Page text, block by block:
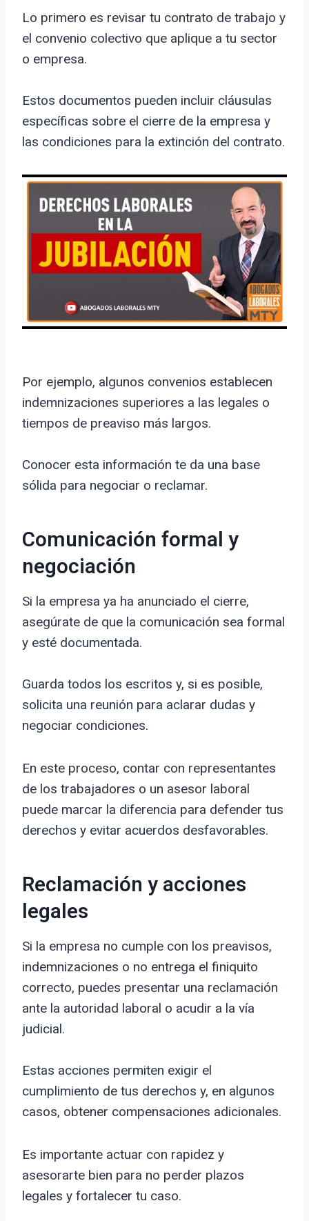
Lo primero es revisar tu contrato de trabajo y
el convenio colectivo que aplique a tu sector
o empresa.
Estos documentos pueden incluir cláusulas
específicas sobre el cierre de la empresa y
las condiciones para la extinción del contrato.
Por ejemplo, algunos convenios establecen
indemnizaciones superiores a las legales o
tiempos de preaviso más largos.
Conocer esta información te da una base
sólida para negociar o reclamar.
Comunicación formal y
negociación
Si la empresa ya ha anunciado el cierre,
asegúrate de que la comunicación sea formal
y esté documentada.
Guarda todos los escritos y, si es posible,
solicita una reunión para aclarar dudas y
negociar condiciones.
En este proceso, contar con representantes
de los trabajadores o un asesor laboral
puede marcar la diferencia para defender tus
derechos y evitar acuerdos desfavorables.
Reclamación y acciones
legales
Si la empresa no cumple con los preavisos,
indemnizaciones o no entrega el finiquito
correcto, puedes presentar una reclamación
ante la autoridad laboral o acudir a la vía
judicial.
Estas acciones permiten exigir el
cumplimiento de tus derechos y, en algunos
casos, obtener compensaciones adicionales.
Es importante actuar con rapidez y
asesorarte bien para no perder plazos
legales y fortalecer tu caso.